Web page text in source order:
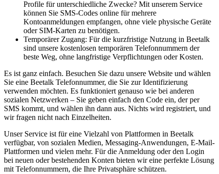
Profile für unterschiedliche Zwecke? Mit unserem Service
können Sie SMS-Codes online für mehrere
Kontoanmeldungen empfangen, ohne viele physische Geräte
oder SIM-Karten zu benötigen.
Temporärer Zugang: Für die kurzfristige Nutzung in Beetalk
sind unsere kostenlosen temporären Telefonnummern der
beste Weg, ohne langfristige Verpflichtungen oder Kosten.
Es ist ganz einfach. Besuchen Sie dazu unsere Website und wählen
Sie eine Beetalk Telefonnummer, die Sie zur Identifizierung
verwenden möchten. Es funktioniert genauso wie bei anderen
sozialen Netzwerken – Sie geben einfach den Code ein, der per
SMS kommt, und wählen ihn dann aus. Nichts wird registriert, und
wir fragen nicht nach Einzelheiten.
Unser Service ist für eine Vielzahl von Plattformen in Beetalk
verfügbar, von sozialen Medien, Messaging-Anwendungen, E-Mail-
Plattformen und vielen mehr. Für die Anmeldung oder den Login
bei neuen oder bestehenden Konten bieten wir eine perfekte Lösung
mit Telefonnummern, die Ihre Privatsphäre schützen.